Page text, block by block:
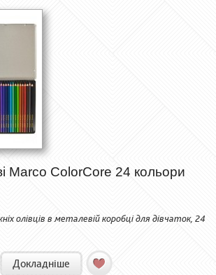
Marco ColorCore 24 кольори
олівців в металевій коробці для дівчаток, 24
Докладніше